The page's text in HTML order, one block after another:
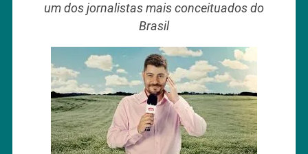
um dos jornalistas mais conceituados do
Brasil